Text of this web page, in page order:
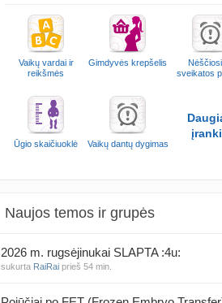
Vaikų vardai ir
reikšmės
Gimdyvės krepšelis
sveikatos
Ūgio skaičiuoklė Vaikų dantų dygimas
Naujos temos ir grupės
2026 m. rugsėjinukai SLAPTA :4u:
sukurta RaiRai prieš 54 min.